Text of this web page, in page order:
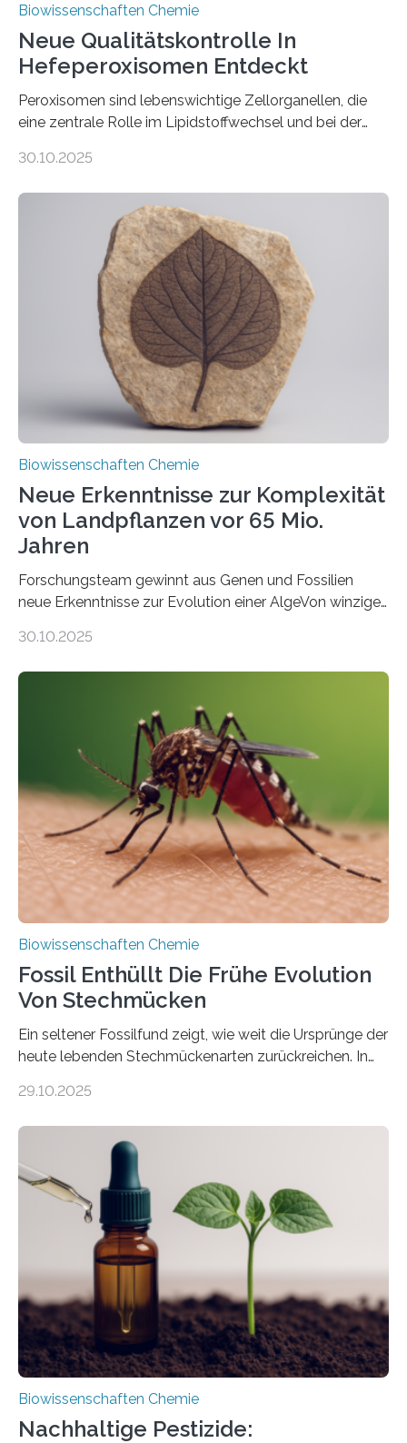
Biowissenschaften Chemie
Neue Qualitätskontrolle In
Hefeperoxisomen Entdeckt
Peroxisomen sind lebenswichtige Zellorganellen, die
eine zentrale Rolle im Lipidstoffwechsel und bei der
erfüllen können, müssen zahlreiche Enzyme präzise in
der Ruhr-Universität Bochum um Prof. Dr. Ralf Erdmann
und Dr. Ismaila Francis Yusuf hat nun einen bislang
unbekannten Qualitätskontrollmechanismus des
peroxisomalen Proteintransports in der Bäckerhefe
Saccharomyces cerevisiae entdeckt, der für die
Funktionsfähigkeit der Organellen entscheidend ist. Die
Studie wurde am 28. Oktober 2025 in der
Fachzeitschrift…
30.10.2025
Biowissenschaften Chemie
Neue Erkenntnisse zur Komplexität
von Landpflanzen vor 65 Mio.
Jahren
Forschungsteam gewinnt aus Genen und Fossilien
neue Erkenntnisse zur Evolution einer AlgeVon winzigen
Landpflanzen zählen zu den komplexesten
Grünalgen, die vor Hunderten von Millionen Jahren
lebten. Unter den Vorfahren sticht eine Gruppe heraus,
die noch heute in der Natur vorkommt: die
Süßwasseralge Coleochaetophyceae. Einige Arten
dieser Gruppe bilden aus Zellfäden dichte Geflechte
mit scheibenförmiger Gestalt. Was auffällig ist: Die
nächsten…
30.10.2025
Biowissenschaften Chemie
Fossil Enthüllt Die Frühe Evolution
Von Stechmücken
Ein seltener Fossilfund zeigt, wie weit die Ursprünge der
heute lebenden Stechmückenarten zurückreichen. In
Forschende die bisher älteste bekannte Stechmücken-
Region Kachin in Myanmar und hat sich in
ausgezeichnetem Zustand erhalten. Es konnte als neue
Art einer neuen Gattung beschrieben werden und trägt
nun den Namen Cretosabethes primaevus. Dieser erste
fossile Nachweis einer Stechmückenlarve in Bernstein
stellt gleichzeitig den ersten Fossilfund einer
Mückenlarve aus dem Mesozoikum dar, denn…
29.10.2025
Biowissenschaften Chemie
Nachhaltige Pestizide: